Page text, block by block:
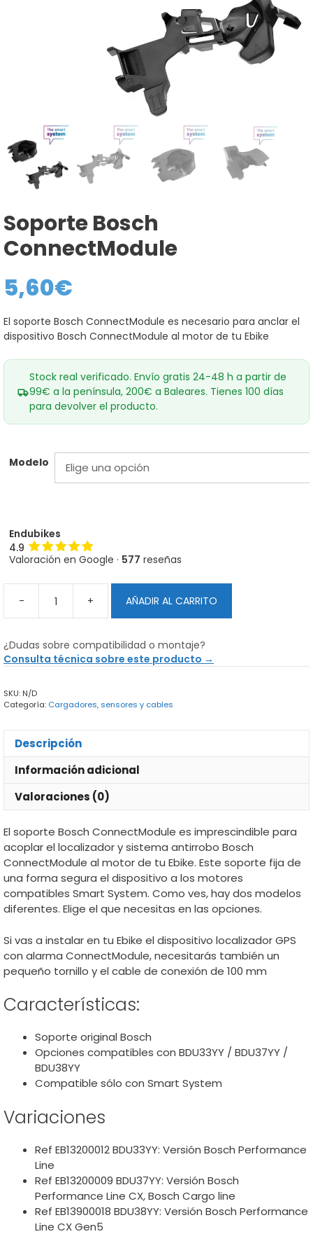
Soporte Bosch
ConnectModule
5,60€
El soporte Bosch ConnectModule es necesario para anclar el
dispositivo Bosch ConnectModule al motor de tu Ebike
Stock real verificado. Envío gratis 24-48 h a partir de
99€ a la península, 200€ a Baleares. Tienes 100 días
para devolver el producto.
Modelo
Endubikes
4.9
Valoración en Google · 577 reseñas
-
Soporte
Bosch
cantidad
+ AÑADIR AL CARRITO
¿Dudas sobre compatibilidad o montaje?
Consulta técnica sobre este producto →
SKU: N/D
Categoría: Cargadores, sensores y cables
Descripción
Información adicional
Valoraciones (0)
El soporte Bosch ConnectModule es imprescindible para
acoplar el localizador y sistema antirrobo Bosch
ConnectModule al motor de tu Ebike. Este soporte fija de
una forma segura el dispositivo a los motores
compatibles Smart System. Como ves, hay dos modelos
diferentes. Elige el que necesitas en las opciones.
Si vas a instalar en tu Ebike el dispositivo localizador GPS
con alarma ConnectModule, necesitarás también un
pequeño tornillo y el cable de conexión de 100 mm
Características:
Soporte original Bosch
Opciones compatibles con BDU33YY / BDU37YY /
BDU38YY
Compatible sólo con Smart System
Variaciones
Ref EB13200012 BDU33YY: Versión Bosch Performance
Line
Ref EB13200009 BDU37YY: Versión Bosch
Performance Line CX, Bosch Cargo line
Ref EB13900018 BDU38YY: Versión Bosch Performance
Line CX Gen5